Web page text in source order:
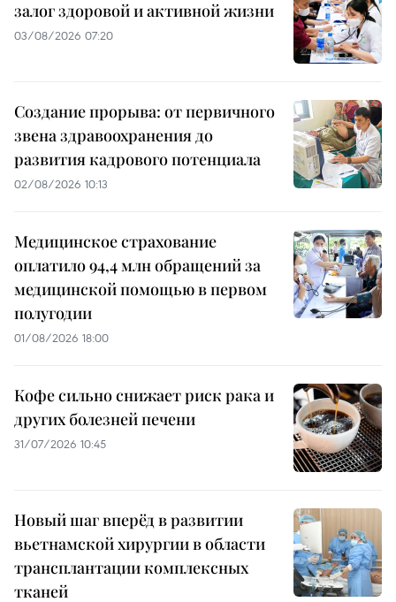
залог здоровой и активной жизни
03/08/2026 07:20
Создание прорыва: от первичного
звена здравоохранения до
развития кадрового потенциала
02/08/2026 10:13
Медицинское страхование
оплатило 94,4 млн обращений за
медицинской помощью в первом
полугодии
01/08/2026 18:00
Кофе сильно снижает риск рака и
других болезней печени
31/07/2026 10:45
Новый шаг вперёд в развитии
вьетнамской хирургии в области
трансплантации комплексных
тканей